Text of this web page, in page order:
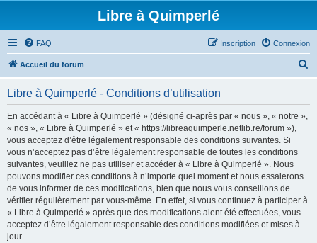
Libre à Quimperlé
FAQ Connexion
Inscription
Accueil du forum
Libre à Quimperlé - Conditions d’utilisation
En accédant à « Libre à Quimperlé » (désigné ci-après par « nous », « notre »,
« nos », « Libre à Quimperlé » et « https://libreaquimperle.netlib.re/forum »),
vous acceptez d’être légalement responsable des conditions suivantes. Si
vous n’acceptez pas d’être légalement responsable de toutes les conditions
suivantes, veuillez ne pas utiliser et accéder à « Libre à Quimperlé ». Nous
pouvons modifier ces conditions à n’importe quel moment et nous essaierons
de vous informer de ces modifications, bien que nous vous conseillons de
vérifier régulièrement par vous-même. En effet, si vous continuez à participer à
« Libre à Quimperlé » après que des modifications aient été effectuées, vous
acceptez d’être légalement responsable des conditions modifiées et mises à
jour.